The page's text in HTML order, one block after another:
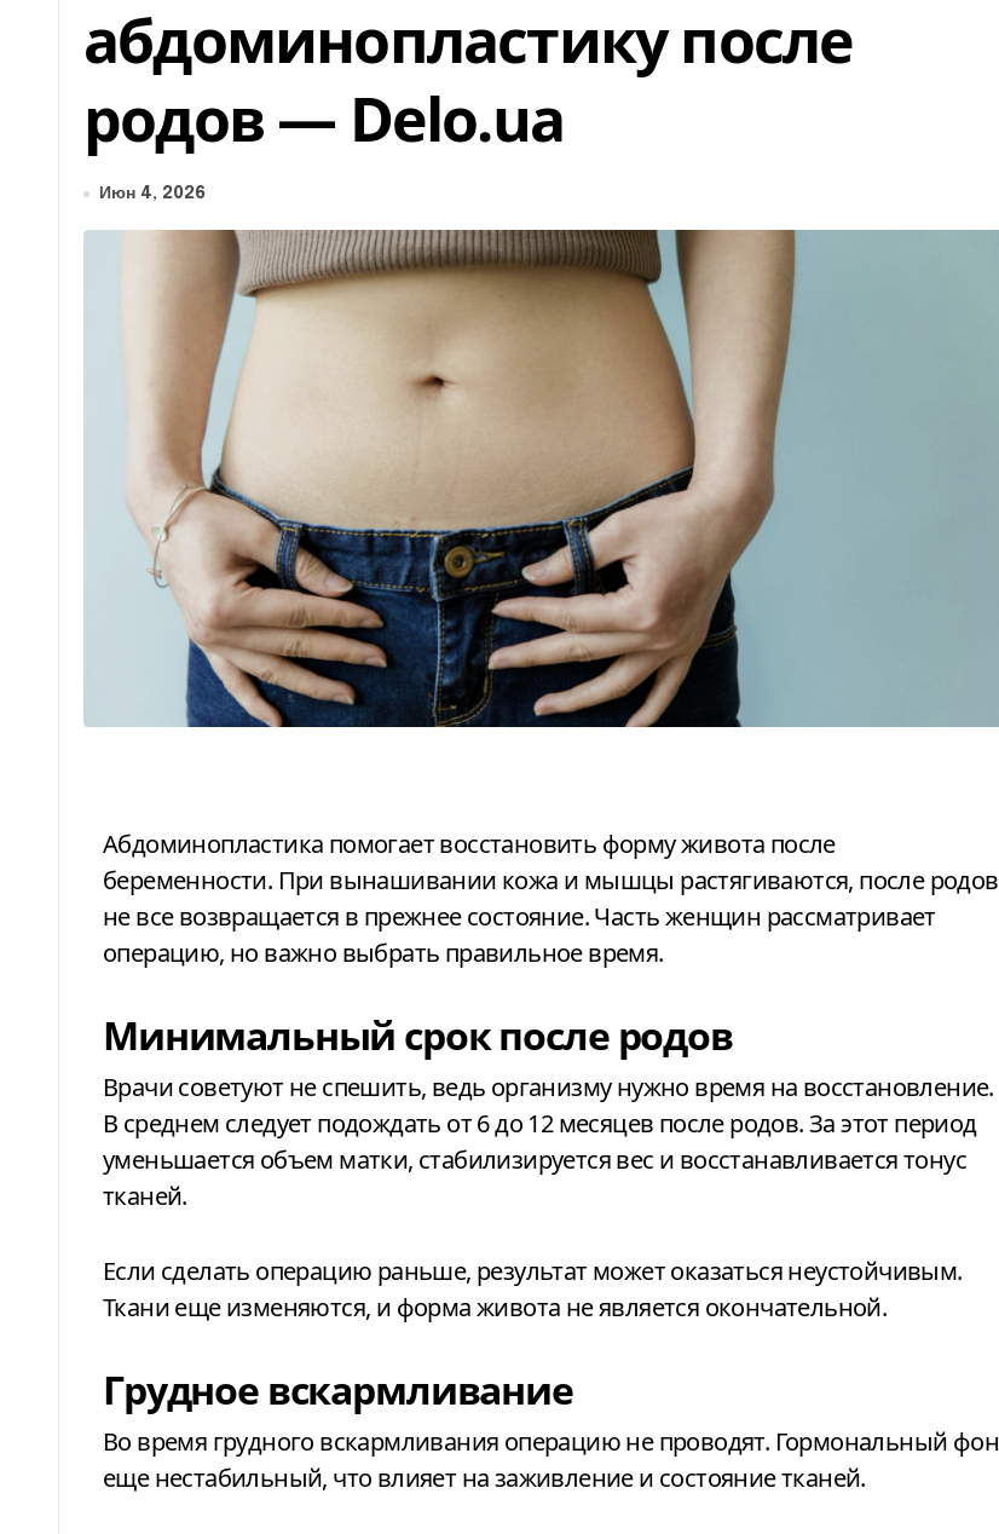
абдоминопластику после
родов — Delo.ua
Июн 4, 2026
Абдоминопластика помогает восстановить форму живота после
беременности. При вынашивании кожа и мышцы растягиваются, после родов
не все возвращается в прежнее состояние. Часть женщин рассматривает
операцию, но важно выбрать правильное время.
Минимальный срок после родов
Врачи советуют не спешить, ведь организму нужно время на восстановление.
В среднем следует подождать от 6 до 12 месяцев после родов. За этот период
уменьшается объем матки, стабилизируется вес и восстанавливается тонус
тканей.
Если сделать операцию раньше, результат может оказаться неустойчивым.
Ткани еще изменяются, и форма живота не является окончательной.
Грудное вскармливание
Во время грудного вскармливания операцию не проводят. Гормональный фон
еще нестабильный, что влияет на заживление и состояние тканей.